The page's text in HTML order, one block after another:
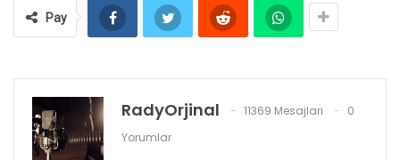
Pay
RadyOrjinal 11369 Mesajları
0
Yorumlar